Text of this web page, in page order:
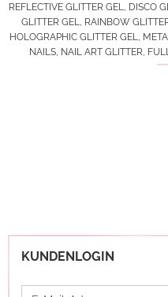
REFLECTIVE GLITTER GEL, DISCO
GLITTER GEL, RAINBOW
HOLOGRAPHIC GLITTER GEL,
NAILS, NAIL ART GLITTER,
KUNDENLOGIN